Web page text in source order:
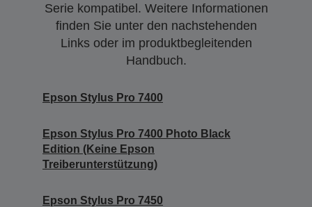
Serie kompatibel. Weitere Informationen
finden Sie unter den nachstehenden
Links oder im produktbegleitenden
Handbuch.
Epson Stylus Pro 7400
Epson Stylus Pro 7400 Photo Black
Edition (Keine Epson
Treiberunterstützung)
Epson Stylus Pro 7450